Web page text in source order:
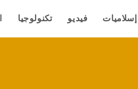
إسلاميات فيديو تكنولوجيا